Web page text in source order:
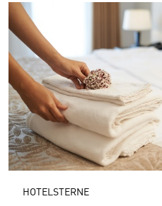
HOTELSTERNE